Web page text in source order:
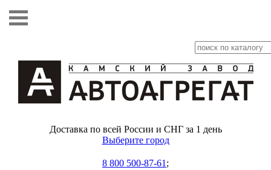
Доставка по всей России и СНГ за 1 день
Выберите город
8 800 500-87-61 ;